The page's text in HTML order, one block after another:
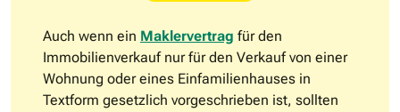
Auch wenn ein Maklervertrag für den
Immobilienverkauf nur für den Verkauf von einer
Wohnung oder eines Einfamilienhauses in
Textform gesetzlich vorgeschrieben ist, sollten